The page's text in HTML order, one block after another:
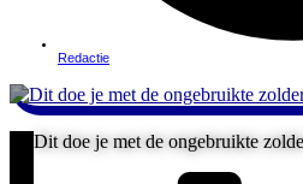
Redactie
Dit doe je met de ongebruikte